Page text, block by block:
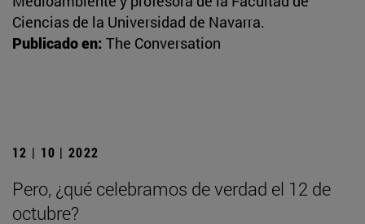
Ciencias de la Universidad de Navarra.
Publicado en: The Conversation
12 | 10 | 2022
Pero, ¿qué celebramos de verdad el 12 de
octubre?